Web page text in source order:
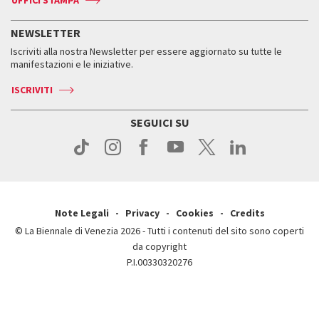
Press
Accrediti
Come raggiungerci
Come raggiungerci
Contatti
Press
Press
Orari e sedi
Biglietti
Servizi al pubblico
Come raggiungerci
Contatti
ASAC DATI
Storia
Orari e sedi
NEWSLETTER
Iscriviti alla nostra Newsletter per essere aggiornato su tutte le
manifestazioni e le iniziative.
ISCRIVITI
SEGUICI SU
Note Legali Privacy Cookies
Credits
© La Biennale di Venezia 2026 - Tutti i contenuti del sito sono coperti
da copyright
P.I.00330320276